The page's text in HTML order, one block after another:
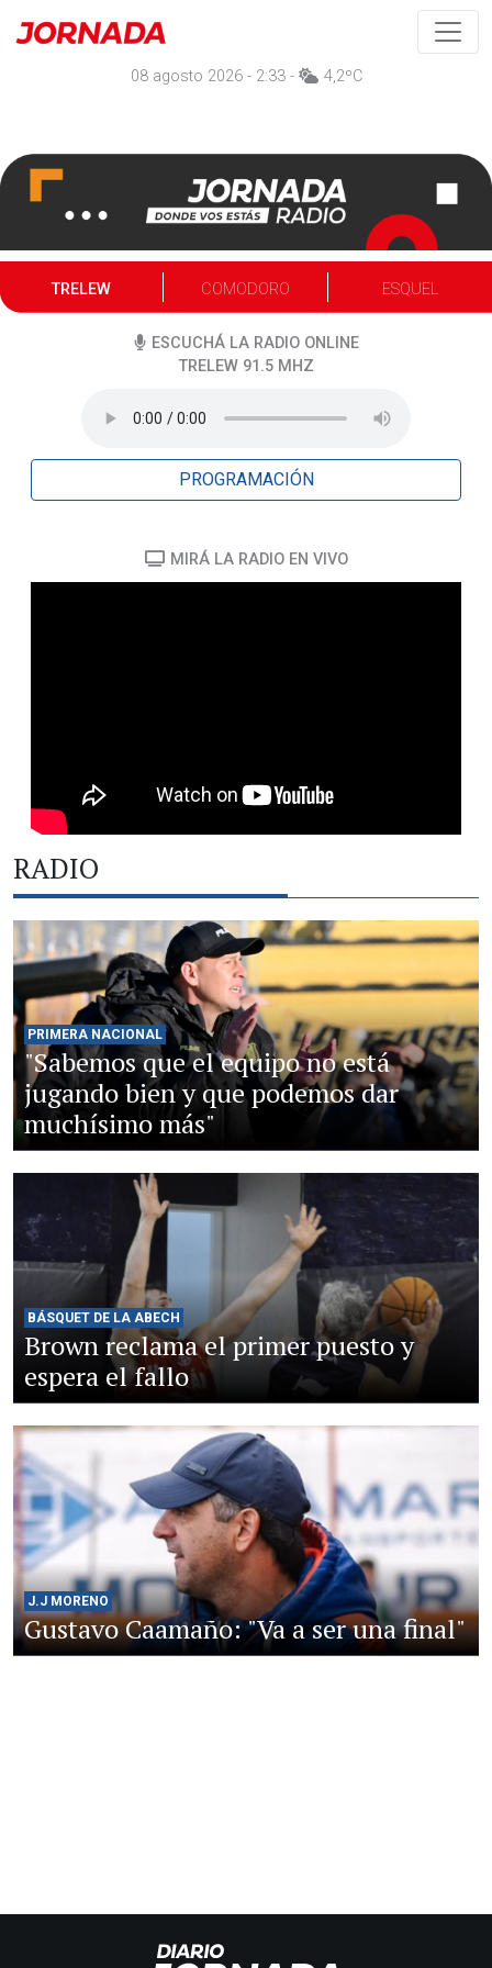
08 agosto 2026 - 2:33 - 4,2ºC
TRELEW COMODORO ESQUEL
ESCUCHÁ LA RADIO ONLINE
TRELEW 91.5 MHZ
PROGRAMACIÓN
MIRÁ LA RADIO EN VIVO
RADIO
PRIMERA NACIONAL
"Sabemos que el equipo no está
jugando bien y que podemos dar
muchísimo más"
BÁSQUET DE LA ABECH
Brown reclama el primer puesto y
espera el fallo
J.J MORENO
Gustavo Caamaño: "Va a ser una final"